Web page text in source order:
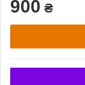
900 ₴